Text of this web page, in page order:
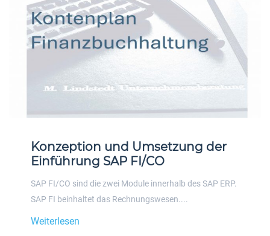
Konzeption und Umsetzung der
Einführung SAP FI/CO
SAP FI/CO sind die zwei Module innerhalb des SAP ERP.
SAP FI beinhaltet das Rechnungswesen....
Weiterlesen